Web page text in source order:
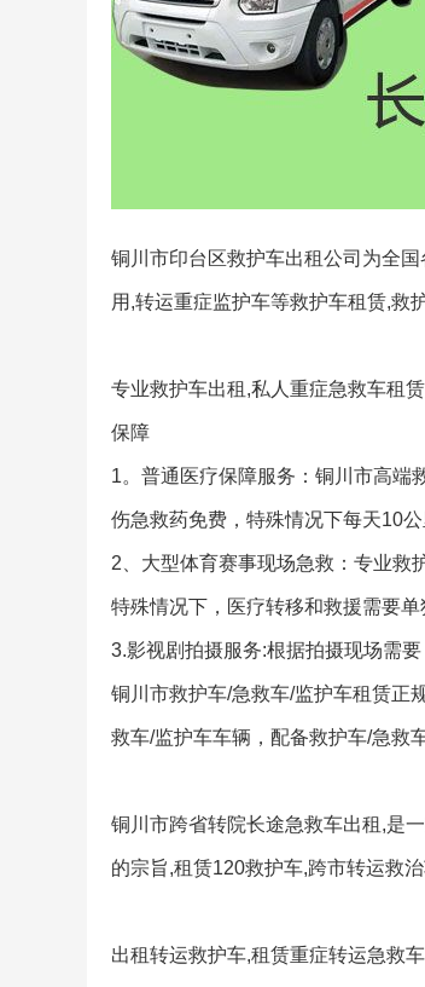
铜川市印台区救护车出租公司为全
用,转运重症监护车等救护车租赁,救
专业救护车出租,私人重症急救车租
保障
1。普通医疗保障服务：铜川市高端
伤急救药免费，特殊情况下每天10
2、大型体育赛事现场急救：专业救
特殊情况下，医疗转移和救援需要单
3.影视剧拍摄服务:根据拍摄现场需
铜川市救护车/急救车/监护车租赁正
救车/监护车车辆，配备救护车/急救
铜川市跨省转院长途急救车出租,是
的宗旨,租赁120救护车,跨市转运救
出租转运救护车,租赁重症转运急救